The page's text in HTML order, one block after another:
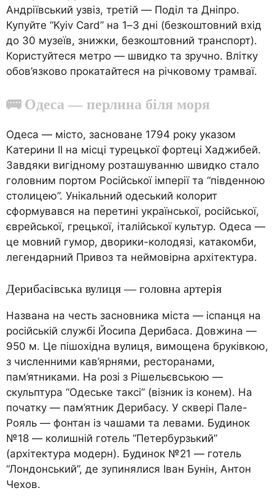
Андріївський узвіз, третій — Поділ та Дніпро.
Купуйте “Kyiv Card” на 1–3 дні (безкоштовний вхід
до 30 музеїв, знижки, безкоштовний транспорт).
Користуйтеся метро — швидко та зручно. Влітку
обов’язково прокатайтеся на річковому трамваї.
🚌 Одеса — перлина біля моря
Одеса — місто, засноване 1794 року указом
Катерини II на місці турецької фортеці Хаджибей.
Завдяки вигідному розташуванню швидко стало
головним портом Російської імперії та “південною
столицею”. Унікальний одеський колорит
сформувався на перетині української, російської,
єврейської, грецької, італійської культур. Одеса —
це мовний гумор, дворики-колодязі, катакомби,
легендарний Привоз та неймовірна архітектура.
Дерибасівська вулиця — головна артерія
Названа на честь засновника міста — іспанця на
російській службі Йосипа Дерибаса. Довжина —
950 м. Це пішохідна вулиця, вимощена бруківкою,
з численними кав’ярнями, ресторанами,
пам’ятниками. На розі з Рішельєвською —
скульптура “Одеське таксі” (візник із конем). На
початку — пам’ятник Дерибасу. У сквері Пале-
Рояль — фонтан із чашами та левами. Будинок
№18 — колишній готель “Петербурзький”
(архітектура модерн). Будинок №21 — готель
“Лондонський”, де зупинялися Іван Бунін, Антон
Чехов.